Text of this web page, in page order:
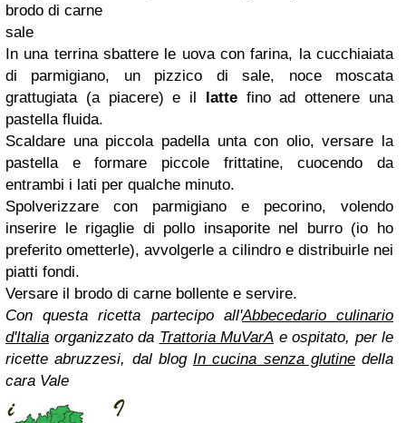
brodo di carne
sale
In una terrina sbattere le uova con farina, la cucchiaiata
di parmigiano, un pizzico di sale, noce moscata
grattugiata (a piacere) e il lattefino ad ottenere una
pastella fluida.
Scaldare una piccola padella unta con olio, versare la
pastella e formare piccole frittatine, cuocendo da
entrambi i lati per qualche minuto.
Spolverizzare con parmigiano e pecorino, volendo
inserire le rigaglie di pollo insaporite nel burro (io ho
preferito ometterle), avvolgerle a cilindro e distribuirle nei
piatti fondi.
Versare il brodo di carne bollente e servire.
Con questa ricetta partecipo all'Abbecedario culinario
d'Italia organizzato da Trattoria MuVarA e ospitato, per le
ricette abruzzesi, dal blog In cucina senza glutinedella
cara Vale